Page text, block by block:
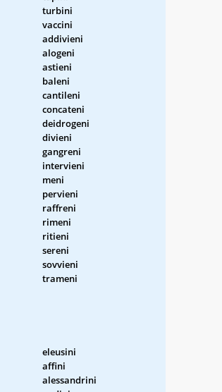
turbini
vaccini
addivieni
alogeni
astieni
baleni
cantileni
concateni
deidrogeni
divieni
gangreni
intervieni
meni
pervieni
raffreni
rimeni
ritieni
sereni
sovvieni
trameni
eleusini
affini
alessandrini